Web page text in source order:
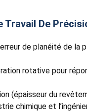
Travail De
de planéité de
rotative pour
(épaisseur du
chimique et